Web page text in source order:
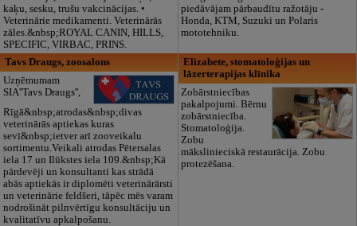
kaķu, sesku, trušu vakcinācijas. •
Veterinārie medikamenti. Veterinārās
zāles.&nbsp;ROYAL CANIN, HILLS,
SPECIFIC, VIRBAC, PRINS.
piedāvājam pārbaudītu ražotāju -
Honda, KTM, Suzuki un Polaris
mototehniku.
Tavs Draugs, zoosalons
Uzņēmumam
SIA''Tavs Draugs'',
Rīgā&nbsp;atrodas&nbsp;divas
veterinārās aptiekas kuras
sevī&nbsp;ietver arī zooveikalu
sortimentu.Veikali atrodas Pētersalas
iela 17 un Ilūkstes iela 109.&nbsp;Kā
pārdevēji un konsultanti kas strādā
abās aptiekās ir diplomēti veterinārārsti
un veterinārie feldšeri, tāpēc mēs varam
nodrošināt pilnvērtīgu konsultāciju un
kvalitatīvu apkalpošanu.
Elizabete, stomatoloģijas un
lāzerterapijas klīnika
Zobārstniecības
pakalpojumi. Bērnu
zobārstniecība.
Stomatoloģija.
Zobu
mākslinieciskā restaurācija. Zobu
protezēšana.